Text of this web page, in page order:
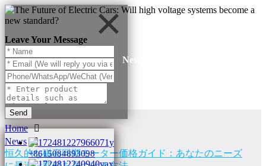
Leave Your Message
Send
+8615084893098
News
Home
News
恒久的な磁石同期モーター価格ガイド：あなたのニーズ